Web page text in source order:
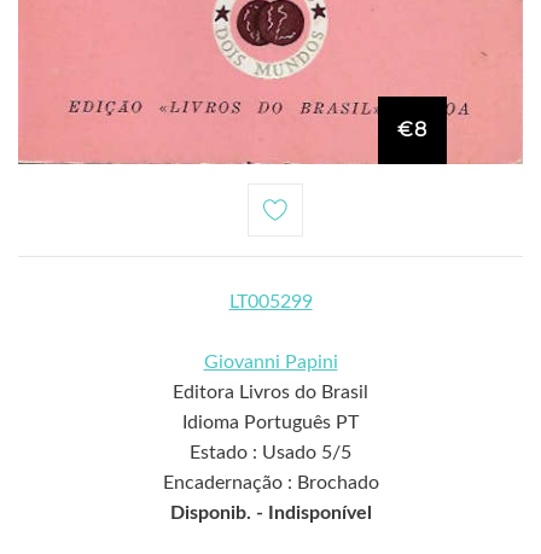
€8
LT005299
Giovanni Papini
Editora Livros do Brasil
Idioma Português PT
Estado : Usado 5/5
Encadernação : Brochado
Disponib. -
Indisponível